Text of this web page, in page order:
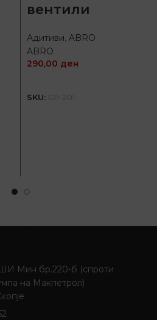
вентили
Адитиви,ABRO
ABRO
290,00 ден
SKU: GP-201
Мин бр.220-б (спроти
на Макпетрол)